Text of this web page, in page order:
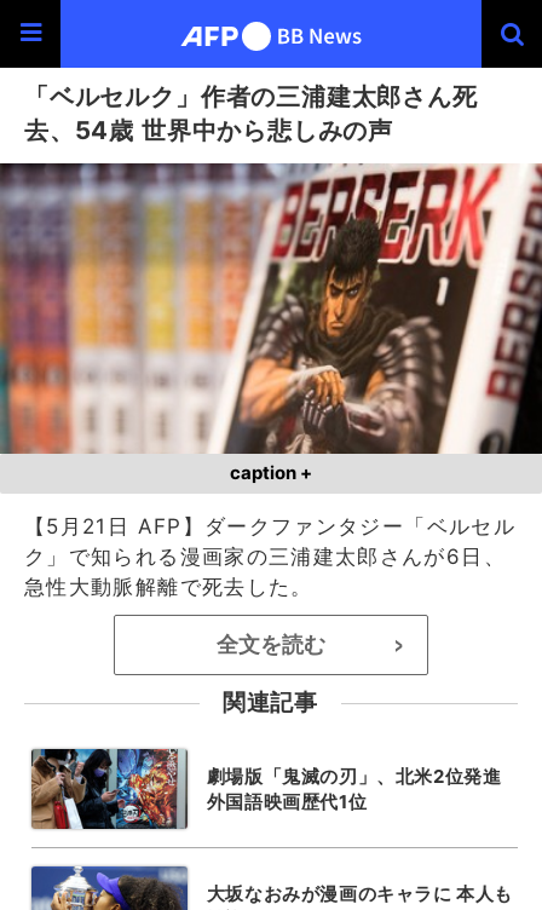
「ベルセルク」作者の三浦建太郎さん死
去、54歳 世界中から悲しみの声
caption +
【5月21日 AFP】ダークファンタジー「ベルセル
ク」で知られる漫画家の三浦建太郎さんが6日、
急性大動脈解離で死去した。
全文を読む >
関連記事
劇場版「鬼滅の刃」、北米2位発進
外国語映画歴代1位
大坂なおみが漫画のキャラに 本人も